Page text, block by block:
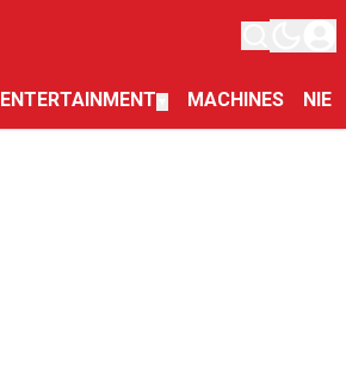
ENTERTAINMENT MACHINES